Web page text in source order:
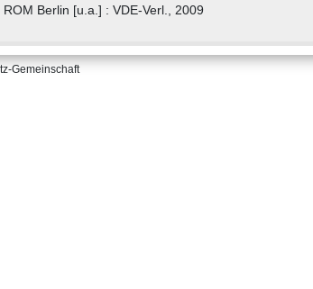
ROM Berlin [u.a.] : VDE-Verl., 2009
Gemeinschaft